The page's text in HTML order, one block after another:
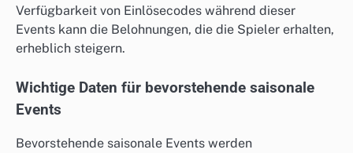
Verfügbarkeit von Einlösecodes während dieser
Events kann die Belohnungen, die die Spieler erhalten,
erheblich steigern.
Wichtige Daten für bevorstehende saisonale
Events
Bevorstehende saisonale Events werden